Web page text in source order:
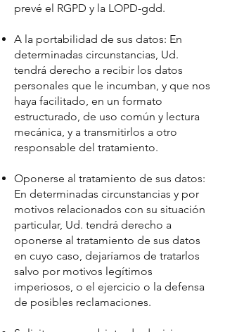
prevé el RGPD y la LOPD-gdd.
A la portabilidad de sus datos: En
determinadas circunstancias, Ud.
tendrá derecho a recibir los datos
personales que le incumban, y que nos
haya facilitado, en un formato
estructurado, de uso común y lectura
mecánica, y a transmitirlos a otro
responsable del tratamiento.
Oponerse al tratamiento de sus datos:
En determinadas circunstancias y por
motivos relacionados con su situación
particular, Ud. tendrá derecho a
oponerse al tratamiento de sus datos
en cuyo caso, dejaríamos de tratarlos
salvo por motivos legítimos
imperiosos, o el ejercicio o la defensa
de posibles reclamaciones.